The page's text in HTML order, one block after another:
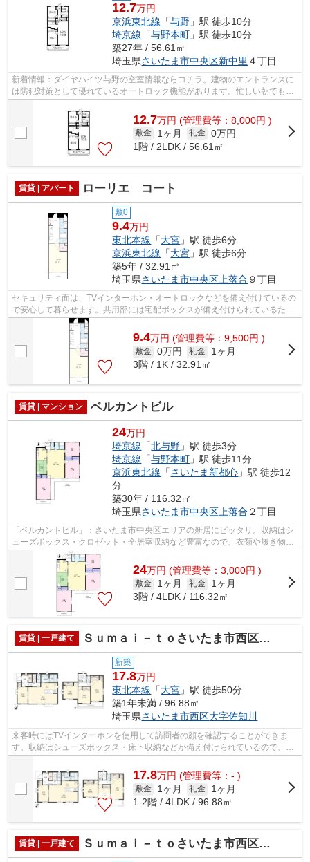
12.7万円
京浜東北線 「与野 」駅 徒歩10分
埼京線 「与野本町 」駅 徒歩10分
築27年 / 56.61㎡
埼玉県さいたま市中央区新中里 ４丁目
新着情報：ダイヤハイツ与野の空室情報ならコチラ。建物のエントランスに
は防犯対策として優れているオートロック機能があります。忙しい朝でも鏡
12.7万円 (管理費等：8,000円 )
敷金 1ヶ月 礼金 0万円
1階 / 2LDK / 56.61㎡
賃貸 | アパート ローリエ コート
敷0
9.4万円
東北本線 「大宮 」駅 徒歩6分
京浜東北線 「大宮 」駅 徒歩6分
築5年 / 32.91㎡
埼玉県さいたま市中央区 上落合 ９丁目
セキュリティ面は、TVインターホン・オートロックなどを備え付けているの
で安心して暮らせます。共用部には宅配ボックスが備え付けられているた
め、荷物の受け取りのために早く帰宅す...
9.4万円 (管理費等：9,500円 )
敷金 0万円 礼金
1ヶ月
3階 / 1K / 32.91㎡
賃貸 | マンション ベルカントビル
24万円
埼京線 「北与野 」駅 徒歩3分
埼京線 「与野本町 」駅 徒歩11分
京浜東北線 「さいたま新都心 」駅 徒歩12
分
築30年 / 116.32㎡
埼玉県さいたま市中央区 上落合 ２丁目
「ベルカントビル」：さいたま市中央区エリアの新居にピッタリ。収納はシ
ューズボックス・クロゼット・全居室収納など豊富なので、衣類や履き物の
整理がしやすく便利です。入浴後でも...
24万円 (管理費等：3,000円 )
敷金 1ヶ月 礼金
1ヶ月
3階 / 4LDK / 116.32㎡
賃貸 | 一戸建て Ｓｕｍａｉ－ｔｏさいたま市西区佐知川０１
新築
17.8万円
東北本線 「大宮 」駅 徒歩50分
築1年未満 / 96.88㎡
埼玉県さいたま市西区大字佐知川
来客時にはTVインターホンを使用して訪問者の顔を確認することができま
す。収納はシューズボックス・床下収納などが備え付けられているので、衣
類や日用品の収納に重宝します。室内設...
17.8万円 (管理費等：- )
敷金 1ヶ月 礼金
1ヶ月
1-2階 / 4LDK / 96.88㎡
賃貸 | 一戸建て Ｓｕｍａｉ－ｔｏさいたま市西区内野本郷０１